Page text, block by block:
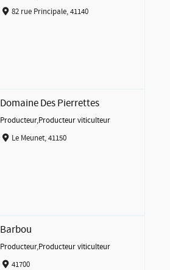
82 rue Principale, 41140
Domaine Des Pierrettes
Producteur,Producteur viticulteur
Le Meunet, 41150
Barbou
Producteur,Producteur viticulteur
41700